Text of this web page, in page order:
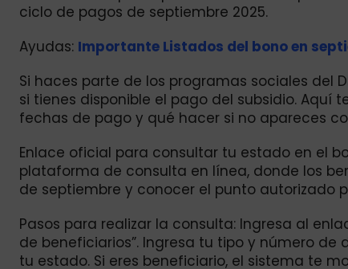
ciclo de pagos de septiembre 2025.
Ayudas: Importante Listados del bono en
Si haces parte de los programas sociales del
si tienes disponible el pago del subsidio. Aquí
fechas de pago y qué hacer si no apareces
Enlace oficial para consultar tu estado en el
plataforma de consulta en línea, donde los
de septiembre y conocer el punto autorizado
Pasos para realizar la consulta: Ingresa al
de beneficiarios”. Ingresa tu tipo y número
tu estado. Si eres beneficiario, el sistema te